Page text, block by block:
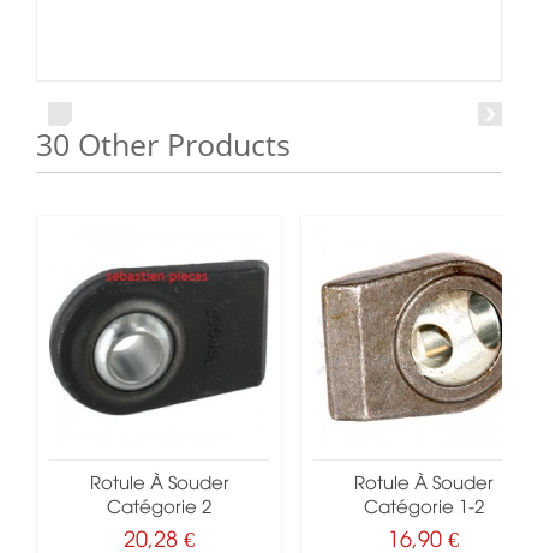
30 Other Products
Rotule À Souder
Catégorie 2
20,28 €
Rotule À Souder
Catégorie 1-2
16,90 €